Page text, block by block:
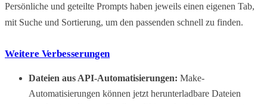
Persönliche und geteilte Prompts haben jeweils einen eigenen Tab,
mit Suche und Sortierung, um den passenden schnell zu finden.
Weitere Verbesserungen
Dateien aus API-Automatisierungen: Make-
Automatisierungen können jetzt herunterladbare Dateien